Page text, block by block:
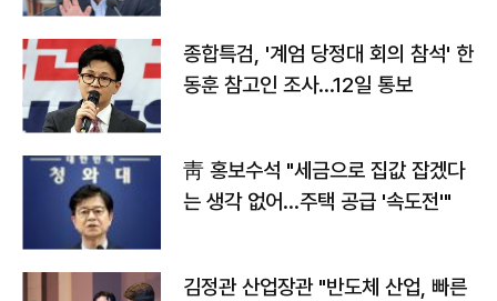
종합특검, '계엄 당정대 회의 참석' 한
동훈 참고인 조사...12일 통보
靑 홍보수석 "세금으로 집값 잡겠다
는 생각 없어…주택 공급 '속도전'"
김정관 산업장관 "반도체 산업, 빠른